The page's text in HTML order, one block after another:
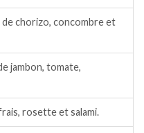
de chorizo, concombre et
jambon, tomate,
rosette et salami.